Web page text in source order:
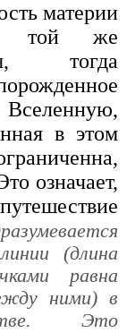
материи
той же
тогда
в этом
означает,
(длина
равна
ними) в
Это